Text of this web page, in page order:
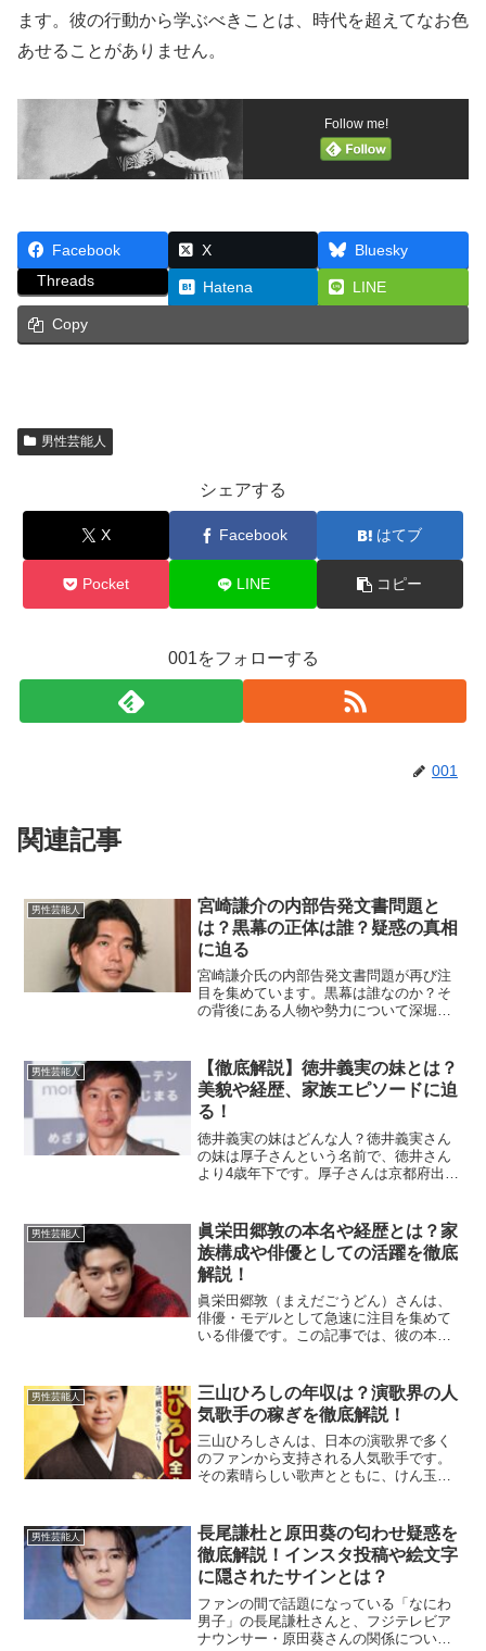
ます。彼の行動から学ぶべきことは、時代を超えてなお色
あせることがありません。
Follow me!
Facebook X
Bluesky
Threads
Hatena LINE
Copy
男性芸能人
シェアする
X Facebook はてブ
Pocket LINE コピー
001をフォローする
001
関連記事
男性芸能人
宮崎謙介の内部告発文書問題と
は？黒幕の正体は誰？疑惑の真相
に迫る
宮崎謙介氏の内部告発文書問題が再び注
目を集めています。黒幕は誰なのか？そ
の背後にある人物や勢力について深堀り
を探っていきます。宮崎謙介の内部告発
文書問題とは？宮崎謙介氏...
男性芸能人
【徹底解説】徳井義実の妹とは？
美貌や経歴、家族エピソードに迫
る！
徳井義実の妹はどんな人？徳井義実さん
の妹は厚子さんという名前で、徳井さん
より4歳年下です。厚子さんは京都府出身
っており、テレビ番組やトークライブで
その明るい性格やトーク...
男性芸能人
眞栄田郷敦の本名や経歴とは？家
族構成や俳優としての活躍を徹底
解説！
眞栄田郷敦（まえだごうどん）さんは、
俳優・モデルとして急速に注目を集めて
いる俳優です。この記事では、彼の本名
眞栄田郷敦の本名は？眞栄田郷敦さんの
本名は「前田郷敦（まえだ...
男性芸能人
三山ひろしの年収は？演歌界の人
気歌手の稼ぎを徹底解説！
三山ひろしさんは、日本の演歌界で多く
のファンから支持される人気歌手です。
その素晴らしい歌声とともに、けん玉の
なのでしょうか？この記事では、三山ひ
ろしさんの収入源や活動内...
男性芸能人
長尾謙杜と原田葵の匂わせ疑惑を
徹底解説！インスタ投稿や絵文字
に隠されたサインとは？
ファンの間で話題になっている「なにわ
男子」の長尾謙杜さんと、フジテレビア
ナウンサー・原田葵さんの関係につい